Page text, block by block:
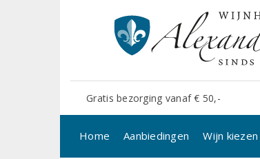
Gratis bezorging vanaf € 50,-
Home Aanbiedingen Wijn kiezen